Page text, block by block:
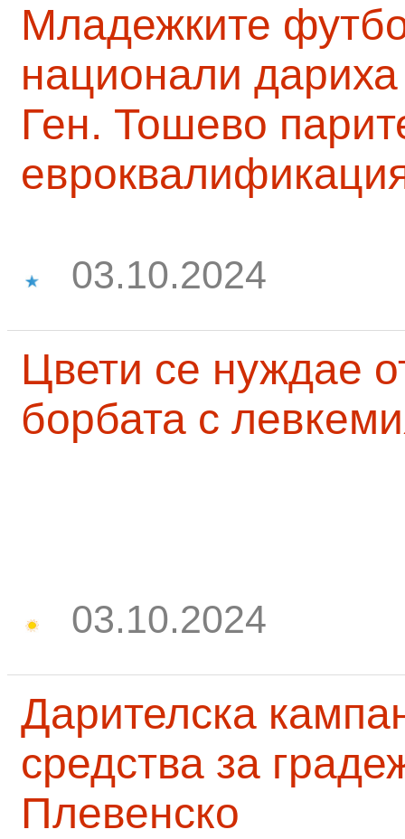
Младежките
национали
Ген. Тошево
03.10.2024
Цвети се нуждае
борбата с
03.10.2024
Дарителска
средства за
Плевенско